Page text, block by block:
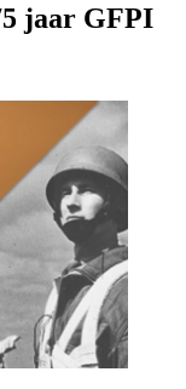
jaar GFPI